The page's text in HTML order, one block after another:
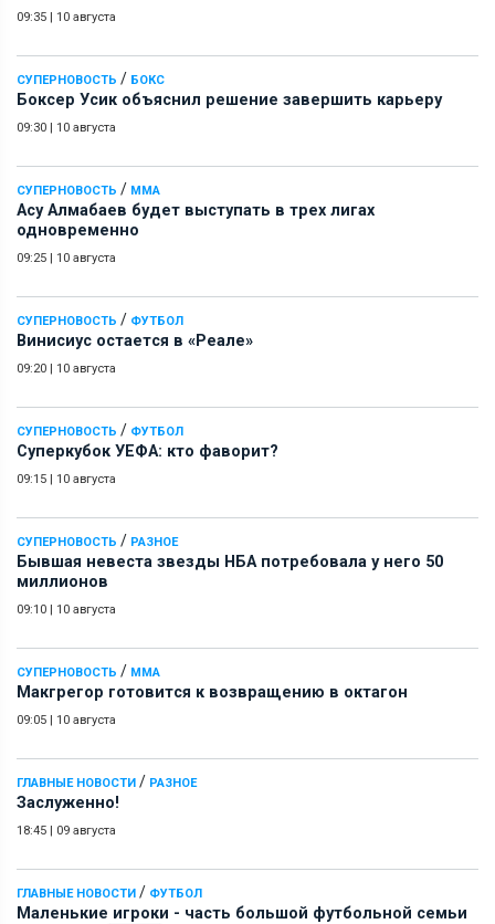
09:35 | 10 августа
СУПЕРНОВОСТЬ / БОКС
Боксер Усик объяснил решение завершить карьеру
09:30 | 10 августа
СУПЕРНОВОСТЬ / ММА
Асу Алмабаев будет выступать в трех лигах
одновременно
09:25 | 10 августа
СУПЕРНОВОСТЬ / ФУТБОЛ
Винисиус остается в «Реале»
09:20 | 10 августа
СУПЕРНОВОСТЬ / ФУТБОЛ
Суперкубок УЕФА: кто фаворит?
09:15 | 10 августа
СУПЕРНОВОСТЬ / РАЗНОЕ
Бывшая невеста звезды НБА потребовала у него 50
миллионов
09:10 | 10 августа
СУПЕРНОВОСТЬ / ММА
Макгрегор готовится к возвращению в октагон
09:05 | 10 августа
ГЛАВНЫЕ НОВОСТИ / РАЗНОЕ
Заслуженно!
18:45 | 09 августа
ГЛАВНЫЕ НОВОСТИ / ФУТБОЛ
Маленькие игроки - часть большой футбольной семьи